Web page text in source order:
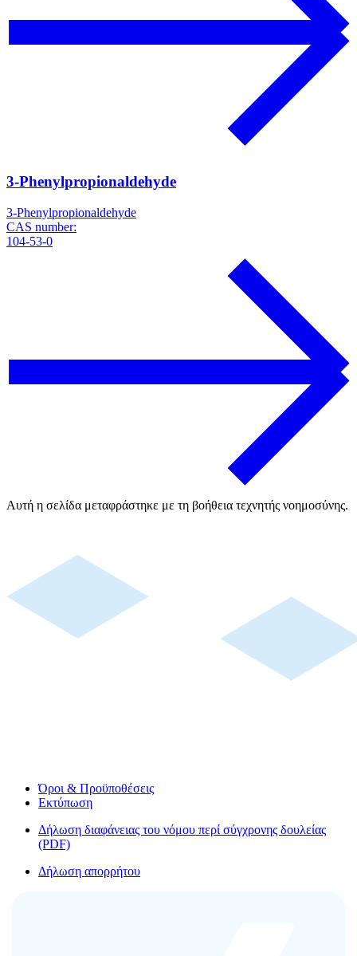
3-Phenylpropionaldehyde
3-Phenylpropionaldehyde
CAS number:
104-53-0
Αυτή η σελίδα μεταφράστηκε με τη βοήθεια τεχνητής νοημοσύνης.
Όροι & Προϋποθέσεις
Εκτύπωση
Δήλωση διαφάνειας του νόμου περί σύγχρονης δουλείας
(PDF)
Δήλωση απορρήτου